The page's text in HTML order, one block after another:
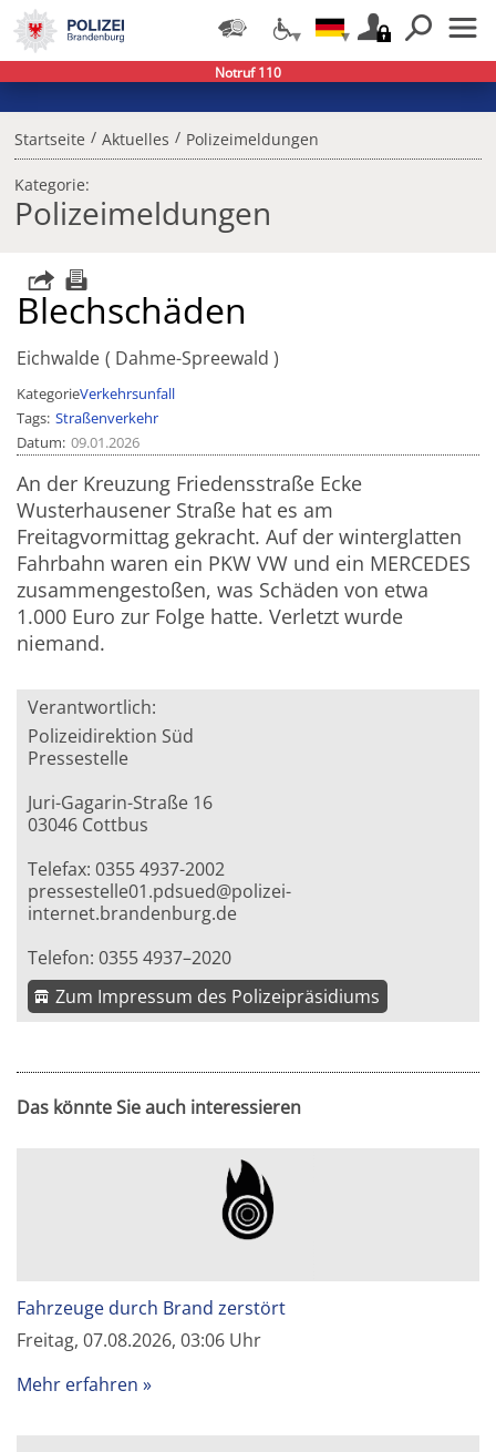
Startseite / Aktuelles / Polizeimeldungen
Kategorie:
Polizeimeldungen
Blechschäden
Eichwalde Dahme-Spreewald
KategorieVerkehrsunfall
Tags Straßenverkehr
Datum 09.01.2026
An der Kreuzung Friedensstraße Ecke
Wusterhausener Straße hat es am
Freitagvormittag gekracht. Auf der winterglatten
Fahrbahn waren ein PKW VW und ein MERCEDES
zusammengestoßen, was Schäden von etwa
1.000 Euro zur Folge hatte. Verletzt wurde
niemand.
Verantwortlich:
Polizeidirektion Süd
Pressestelle
Juri-Gagarin-Straße 16
03046 Cottbus
Telefax: 0355 4937-2002
pressestelle01.pdsued@polizei-
internet.brandenburg.de
Telefon: 0355 4937–2020
Zum Impressum des Polizeipräsidiums
Das könnte Sie auch interessieren
Fahrzeuge durch Brand zerstört
Freitag, 07.08.2026, 03:06 Uhr
Mehr erfahren
Notruf 110